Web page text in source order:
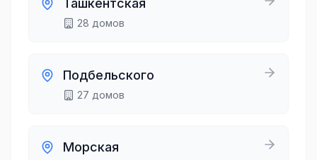
Ташкентская
28 домов
Подбельского
27 домов
Морская